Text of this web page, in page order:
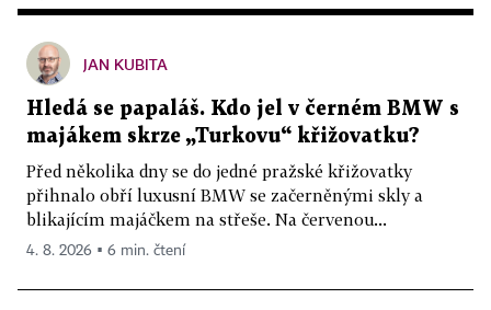
JAN KUBITA
Hledá se papaláš. Kdo jel v černém BMW s
majákem skrze „Turkovu“ křižovatku?
Před několika dny se do jedné pražské křižovatky
přihnalo obří luxusní BMW se začerněnými skly a
blikajícím majáčkem na střeše. Na červenou...
4. 8. 2026 ▪ 6 min. čtení